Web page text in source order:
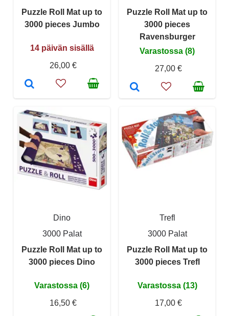
Puzzle Roll Mat up to
3000 pieces Jumbo
14 päivän sisällä
26,00 €
Puzzle Roll Mat up to
3000 pieces
Ravensburger
Varastossa (8)
27,00 €
Dino
3000 Palat
Puzzle Roll Mat up to
3000 pieces Dino
Varastossa (6)
16,50 €
Trefl
3000 Palat
Puzzle Roll Mat up to
3000 pieces Trefl
Varastossa (13)
17,00 €